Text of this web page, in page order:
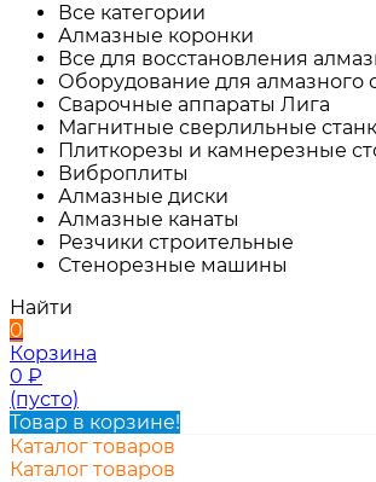
Все категории
Алмазные коронки
Все для восстановления
Оборудование для алмазного
Сварочные аппараты Лига
Магнитные сверлильные
Плиткорезы и камнерезные
Виброплиты
Алмазные диски
Алмазные канаты
Резчики строительные
Стенорезные машины
Найти
0
Корзина
0 ₽
(пусто)
Товар в корзине!
Каталог товаров
Каталог товаров